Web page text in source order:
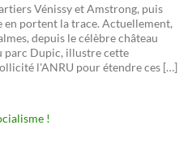
Vénissy et Amstrong, puis
en portent la trace. Actuellement,
depuis le célèbre château
parc Dupic, illustre cette
l'ANRU pour étendre ces […]
!